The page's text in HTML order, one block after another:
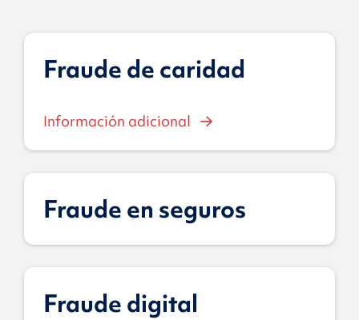
Fraude de caridad
Información adicional
Fraude en seguros
Fraude digital